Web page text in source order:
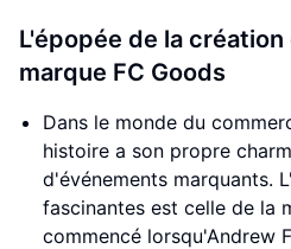
L'épopée de la
marque FC Goods
Dans le monde du
histoire a son propre
d'événements marquants.
fascinantes est celle de la
commencé lorsqu'Andrew